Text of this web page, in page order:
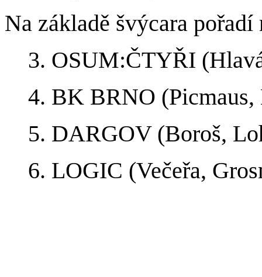
Na základě švýcara pořadí
3. OSUM:ČTYŘI
4. BK BRNO
5. DARGOV (Boroš,
6. LOGIC (Večeřa,